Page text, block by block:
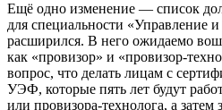
Ещё одно изменение — список
для специальности «Управление
расширился. В него ожидаемо
как «провизор» и «провизор-
вопрос, что делать лицам с
УЭФ, которые пять лет будут
или провизора-технолога, а затем